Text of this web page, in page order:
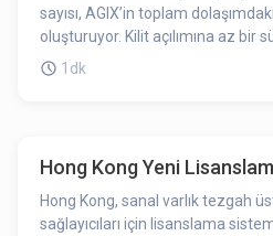
sayısı, AGIX’in toplam
oluşturuyor. Kilit açılımına az bir
düşüşe etki etmiş olabilir.
1dk
Hong Kong Yeni
Hong Kong, sanal varlık tezgah
sağlayıcıları için lisanslama